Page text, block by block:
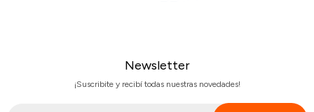
Newsletter
¡Suscribite y recibí todas nuestras novedades!